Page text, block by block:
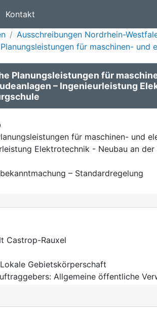
Kontakt
Ausschreibungen Nordrhein-
für maschinen- und
Planungsleistungen für
– Ingenieurleistung
für maschinen- und
Elektrotechnik - Neubau an
– Standardregelung
Castrop-Rauxel
Lokale Gebietskörperschaft
: Allgemeine öffentliche